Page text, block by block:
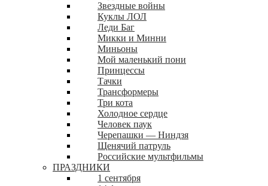
Звездные войны
Куклы ЛОЛ
Леди Баг
Микки и Минни
Миньоны
Мой маленький пони
Принцессы
Тачки
Трансформеры
Три кота
Холодное сердце
Человек паук
Черепашки — Ниндзя
Щенячий патруль
Российские мультфильмы
ПРАЗДНИКИ
1 сентября